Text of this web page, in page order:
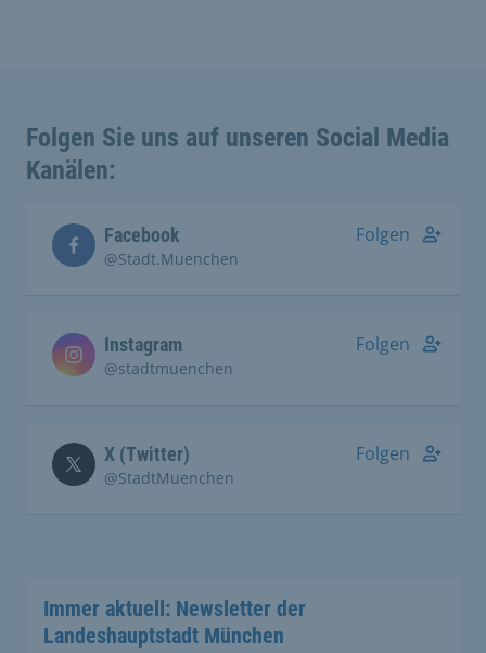
Folgen Sie uns auf unseren Social Media
Kanälen:
Facebook
@Stadt.Muenchen
Folgen
Instagram
@stadtmuenchen
Folgen
X (Twitter)
@StadtMuenchen
Folgen
Immer aktuell: Newsletter der
Landeshauptstadt München